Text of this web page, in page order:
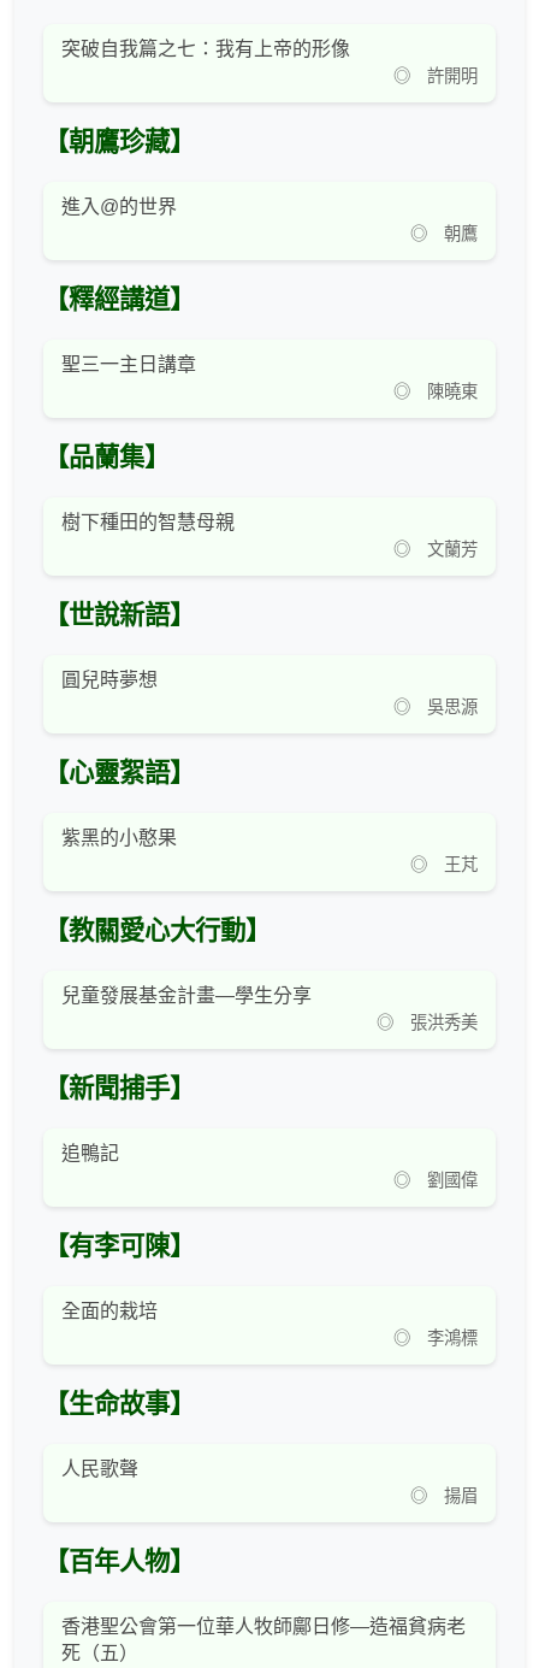
突破自我篇之七：我有上帝的形像
◎ 許開明
【朝鷹珍藏】
進入@的世界
◎ 朝鷹
【釋經講道】
聖三一主日講章
◎ 陳曉東
【品蘭集】
樹下種田的智慧母親
◎ 文蘭芳
【世說新語】
圓兒時夢想
◎ 吳思源
【心靈絮語】
紫黑的小憨果
◎ 王芃
【教關愛心大行動】
兒童發展基金計畫—學生分享
◎ 張洪秀美
【新聞捕手】
追鴨記
◎ 劉國偉
【有李可陳】
全面的栽培
◎ 李鴻標
【生命故事】
人民歌聲
◎ 揚眉
【百年人物】
香港聖公會第一位華人牧師鄺日修—造福貧病老
死（五）